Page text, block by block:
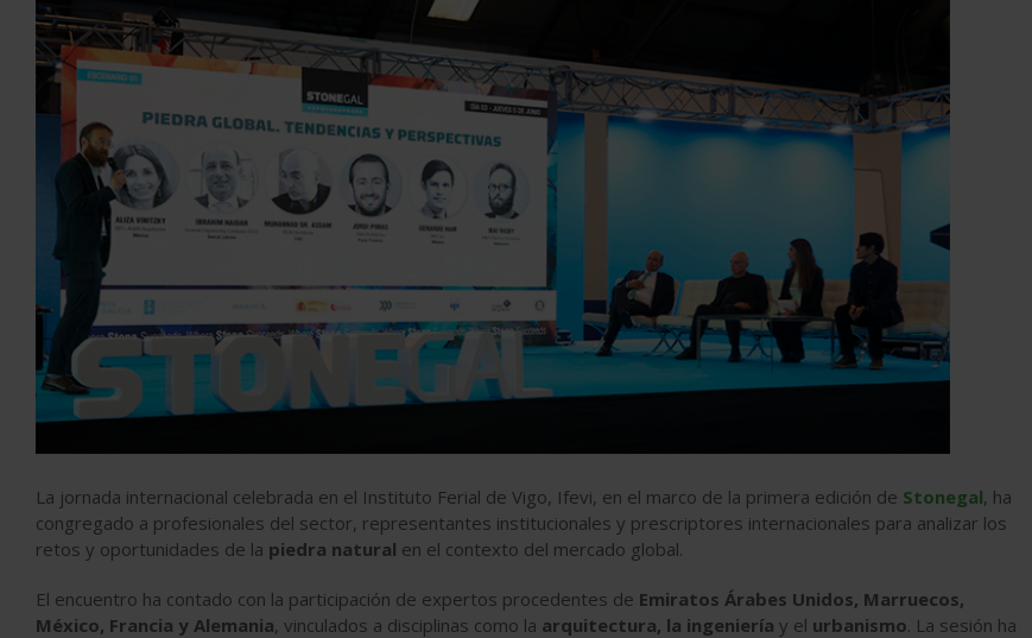
La jornada internacional celebrada en el Instituto Ferial de Vigo, Ifevi, en el marco de la primera edición de Stonegal, ha
congregado a profesionales del sector, representantes institucionales y prescriptores internacionales para analizar los
retos y oportunidades de la piedra natural en el contexto del mercado global.
El encuentro ha contado con la participación de expertos procedentes de Emiratos Árabes Unidos, Marruecos,
México, Francia y Alemania, vinculados a disciplinas como la arquitectura, la ingeniería y el urbanismo. La sesión ha